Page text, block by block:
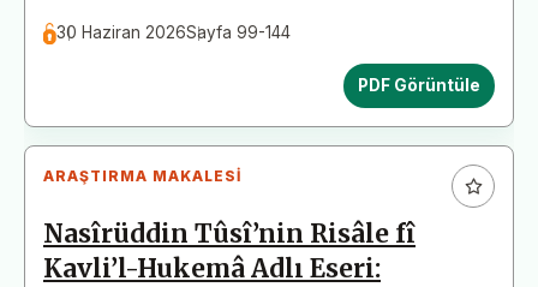
30 Haziran 2026Sayfa 99-144
PDF Görüntüle
ARAŞTIRMA MAKALESI
Nasîrüddin Tûsî’nin Risâle fî
Kavli’l-Hukemâ Adlı Eseri: